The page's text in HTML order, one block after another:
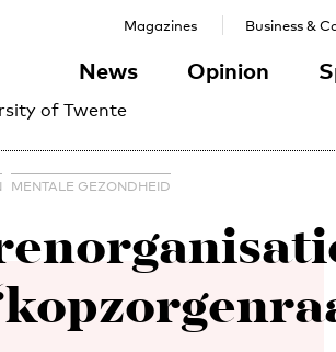
of Twente
News Opinion
Magazines Business &
MENTALE GEZONDHEID